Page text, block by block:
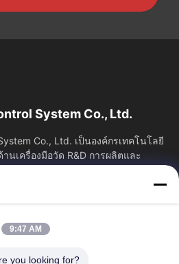
System Co., Ltd.
Co., Ltd. เป็นองค์กรเทคโนโลยี
เครื่องมือวัด R&D การผลิตและ
เกี่ยวกับเรา
ควบคุมคุณภาพ
9:47 AM
you looking for?